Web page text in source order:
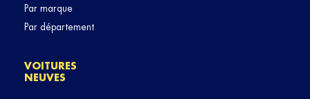
Par marque
Par département
VOITURES
NEUVES